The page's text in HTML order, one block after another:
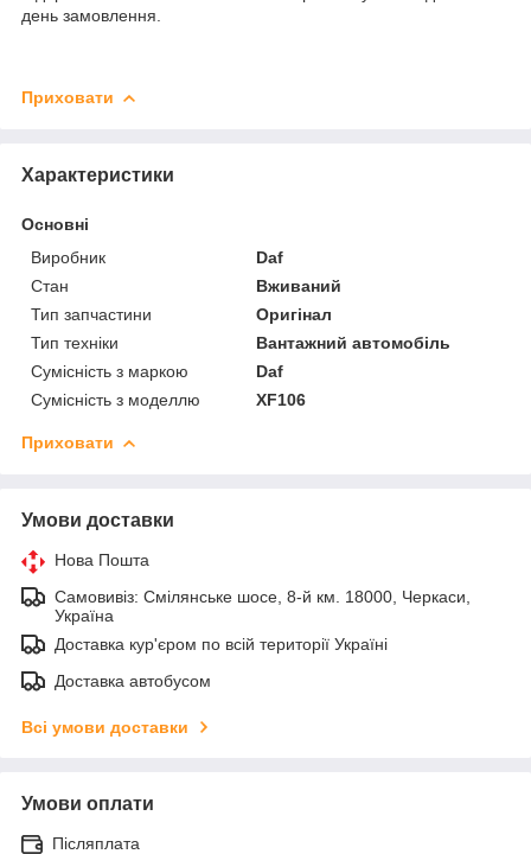
день замовлення.
Приховати
Характеристики
Основні
Виробник
Daf
Стан
Вживаний
Тип запчастини
Оригінал
Тип техніки
Вантажний автомобіль
Сумісність з маркою
Daf
Сумісність з моделлю
XF106
Приховати
Умови доставки
Нова Пошта
Самовивіз: Смілянське шосе, 8-й км. 18000, Черкаси,
Україна
Доставка кур'єром по всій території Україні
Доставка автобусом
Всі умови доставки
Умови оплати
Післяплата